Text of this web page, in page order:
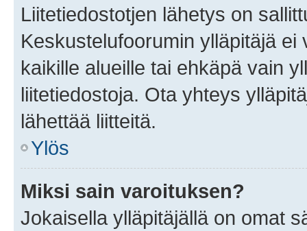
Liitetiedostotjen lähetys on
Keskustelufoorumin ylläpitäjä
kaikille alueille tai ehkäpä vain
liitetiedostoja. Ota yhteys
lähettää liitteitä.
Ylös
Miksi sain varoituksen?
Jokaisella ylläpitäjällä on omat